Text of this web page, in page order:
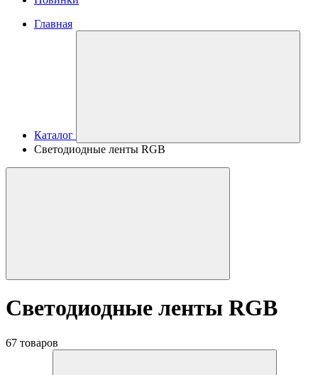
Главная
Каталог
Светодиодные ленты RGB
Светодиодные ленты RGB
67 товаров